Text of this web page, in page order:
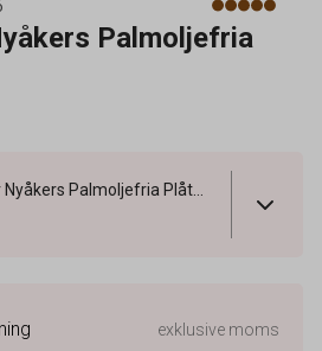
Palmoljefria
Pepparkakor Nyåkers Palmoljefria Plåtburk 900g
exklusive moms